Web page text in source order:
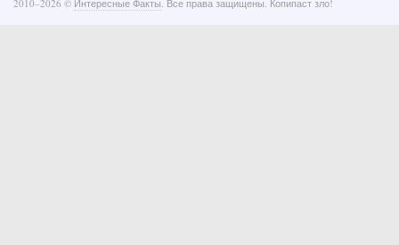
2010–2026 © Интересные Факты. Все права защищены. Копипаст зло!